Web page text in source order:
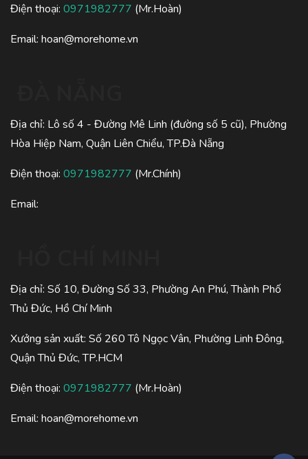
Điện thoại: 0971982777 (Mr.Hoàn)
Email: hoan@morehome.vn
Địa chỉ: Lô số 4 - Đường Mê Linh (đường số 5 cũ), Phường
Hòa Hiệp Nam, Quận Liên Chiểu, TP.Đà Nẵng
Điện thoại: 0971982777 (Mr.Chính)
Email:
Địa chỉ: Số 10, Đường Số 33, Phường An Phú, Thành Phố
Thủ Đức, Hồ Chí Minh
Xưởng sản xuất: Số 260 Tô Ngọc Vân, Phường Linh Đông,
Quận Thủ Đức, TP.HCM
Điện thoại: 0971982777 (Mr.Hoàn)
Email: hoan@morehome.vn